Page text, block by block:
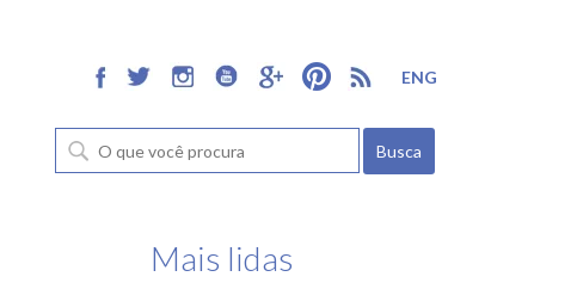
ENG
Mais lidas